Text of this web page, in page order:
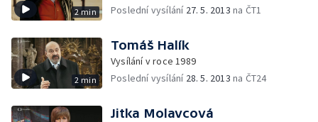
2 min
Poslední vysílání 27. 5. 2013 na ČT1
2 min
Tomáš Halík
Vysílání v roce 1989
Poslední vysílání 28. 5. 2013 na ČT24
Jitka Molavcová